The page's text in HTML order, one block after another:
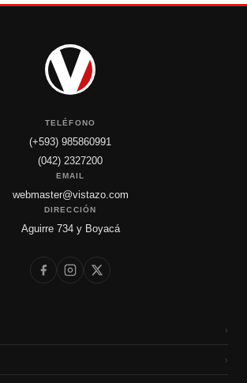
TELÉFONO
(+593) 985860991
(042) 2327200
EMAIL
webmaster@vistazo.com
DIRECCIÓN
Aguirre 734 y Boyacá
›
›